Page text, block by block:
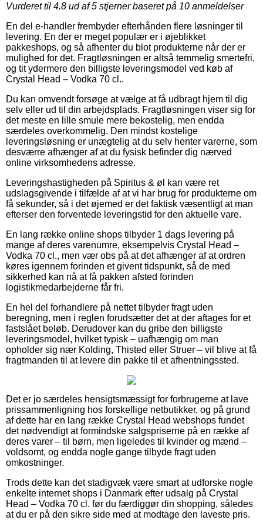
Vurderet til 4.8 ud af 5 stjerner baseret på 10 anmeldelser
En del e-handler frembyder efterhånden flere løsninger til
levering. En der er meget populær er i øjeblikket
pakkeshops, og så afhenter du blot produkterne når der er
mulighed for det. Fragtløsningen er altså temmelig smertefri,
og tit ydermere den billigste leveringsmodel ved køb af
Crystal Head – Vodka 70 cl..
Du kan omvendt forsøge at vælge at få udbragt hjem til dig
selv eller ud til din arbejdsplads. Fragtløsningen viser sig for
det meste en lille smule mere bekostelig, men endda
særdeles overkommelig. Den mindst kostelige
leveringsløsning er unægtelig at du selv henter varerne, som
desværre afhænger af at du fysisk befinder dig nærved
online virksomhedens adresse.
Leveringshastigheden på Spiritus & øl kan være ret
udslagsgivende i tilfælde af at vi har brug for produkterne om
få sekunder, så i det øjemed er det faktisk væsentligt at man
efterser den forventede leveringstid for den aktuelle vare.
En lang række online shops tilbyder 1 dags levering på
mange af deres varenumre, eksempelvis Crystal Head –
Vodka 70 cl., men vær obs på at det afhænger af at ordren
køres igennem forinden et givent tidspunkt, så de med
sikkerhed kan nå at få pakken afsted forinden
logistikmedarbejderne får fri.
En hel del forhandlere på nettet tilbyder fragt uden
beregning, men i reglen forudsætter det at der aftages for et
fastslået beløb. Derudover kan du gribe den billigste
leveringsmodel, hvilket typisk – uafhængig om man
opholder sig nær Kolding, Thisted eller Struer – vil blive at få
fragtmanden til at levere din pakke til et afhentningssted.
Det er jo særdeles hensigtsmæssigt for forbrugerne at lave
prissammenligning hos forskellige netbutikker, og på grund
af dette har en lang række Crystal Head webshops fundet
det nødvendigt at formindske salgspriserne på en række af
deres varer – til børn, men ligeledes til kvinder og mænd –
voldsomt, og endda nogle gange tilbyde fragt uden
omkostninger.
Trods dette kan det stadigvæk være smart at udforske nogle
enkelte internet shops i Danmark efter udsalg på Crystal
Head – Vodka 70 cl. før du færdiggør din shopping, således
at du er på den sikre side med at modtage den laveste pris.